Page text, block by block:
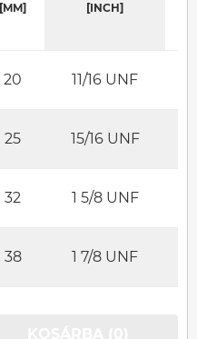
[MM]
[INCH]
20 11/16 UNF
25 15/16 UNF
32 1 5/8 UNF
38 1 7/8 UNF